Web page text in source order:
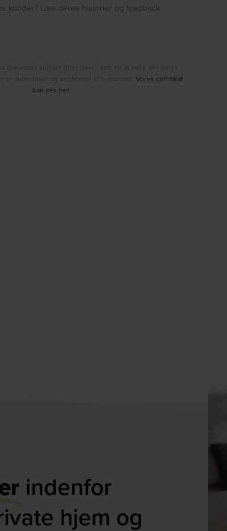
kunder? Læs deres historier og feedback
alle vores kunder efter deres køb for at høre om deres
er autentiske og verificeret af e-mærket. Vores certifikat
kan ses her.
indenfor
hjem og